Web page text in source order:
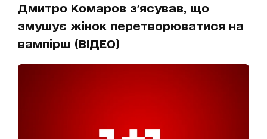
Дмитро Комаров з'ясував, що
змушує жінок перетворюватися на
вампірш (ВІДЕО)